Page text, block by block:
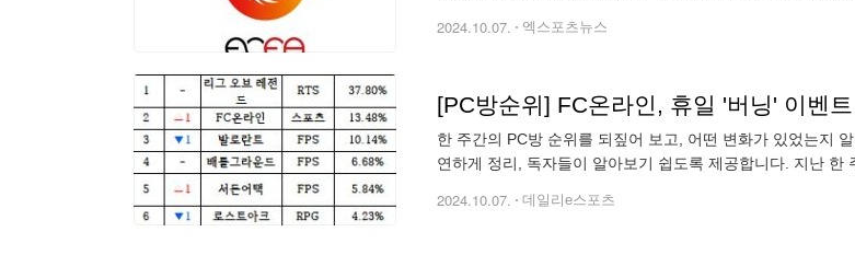
2024.10.07. 엑스포츠뉴스
[PC방순위] FC온라인, 휴일 '버닝' 이벤
한 주간의 PC방 순위를 되짚어 보고, 어떤 변화가 있었는지
연하게 정리, 독자들이 알아보기 쉽도록 제공합니다. 지난 한
2024.10.07. 데일리e스포츠